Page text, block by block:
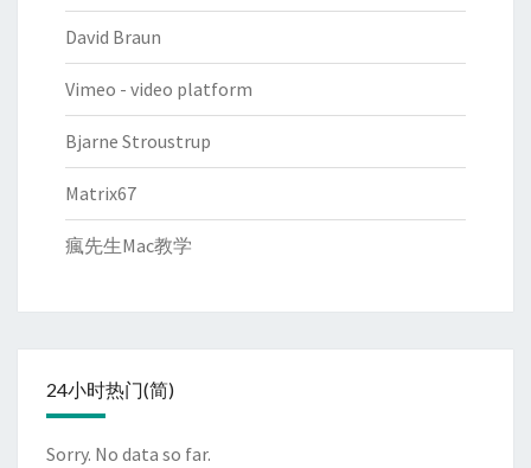
David Braun
Vimeo - video platform
Bjarne Stroustrup
Matrix67
瘋先生Mac教学
24小时热门(简)
Sorry. No data so far.